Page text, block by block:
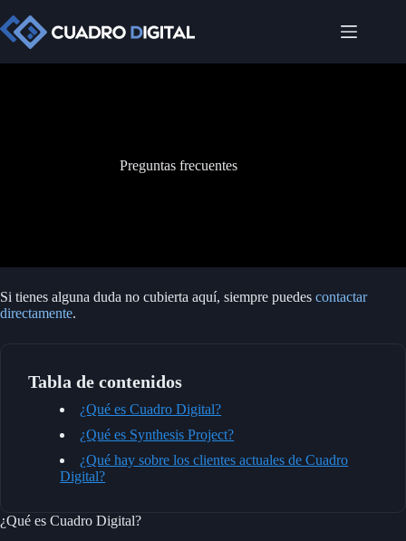
al
contenido
Preguntas frecuentes
Si tienes alguna duda no cubierta aquí, siempre puedes contactar
directamente.
Tabla de contenidos
¿Qué es Cuadro Digital?
¿Qué es Synthesis Project?
¿Qué hay sobre los clientes actuales de Cuadro
Digital?
¿Qué es Cuadro Digital?